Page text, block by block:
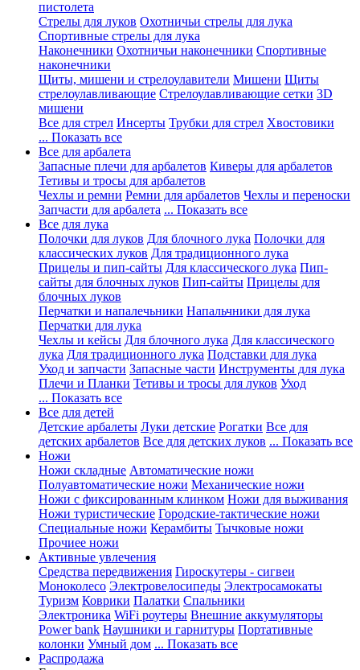
пистолета
Стрелы для луков Охотничьи стрелы для лука
Спортивные стрелы для лука
Наконечники Охотничьи наконечники Спортивные
наконечники
Щиты, мишени и стрелоулавители Мишени Щиты
стрелоулавливающие Стрелоулавливающие сетки 3D
мишени
Все для стрел Инсерты Трубки для стрел Хвостовики
... Показать все
Все для арбалета
Запасные плечи для арбалетов Киверы для арбалетов
Тетивы и тросы для арбалетов
Чехлы и ремни Ремни для арбалетов Чехлы и переноски
Запчасти для арбалета ... Показать все
Все для лука
Полочки для луков Для блочного лука Полочки для
классических луков Для традиционного лука
Прицелы и пип-сайты Для классического лука Пип-
сайты для блочных луков Пип-сайты Прицелы для
блочных луков
Перчатки и напалечьники Напальчники для лука
Перчатки для лука
Чехлы и кейсы Для блочного лука Для классического
лука Для традиционного лука Подставки для лука
Уход и запчасти Запасные части Инструменты для лука
Плечи и Планки Тетивы и тросы для луков Уход
... Показать все
Все для детей
Детские арбалеты Луки детские Рогатки Все для
детских арбалетов Все для детских луков ... Показать все
Ножи
Ножи складные Автоматические ножи
Полуавтоматические ножи Механические ножи
Ножи с фиксированным клинком Ножи для выживания
Ножи туристические Городские-тактические ножи
Специальные ножи Керамбиты Тычковые ножи
Прочиее ножи
Активные увлечения
Средства передвижения Гироскутеры - сигвеи
Моноколесо Электровелосипеды Электросамокаты
Туризм Коврики Палатки Спальники
Электроника WiFi роутеры Внешние аккумуляторы
Power bank Наушники и гарнитуры Портативные
колонки Умный дом ... Показать все
Распродажа